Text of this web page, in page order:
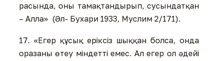
расында, оны тамақтандырып, сусындатқан
– Алла» (Әл- Бухари 1933, Муслим 2/171).
17. «Егер құсық еріксіз шыққан болса, онда
оразаны өтеу міндетті емес. Ал егер ол әдейі